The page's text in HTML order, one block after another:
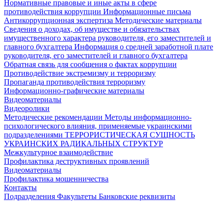
Нормативные правовые и иные акты в сфере
противодействия коррупции Информационные письма
Антикоррупционная экспертиза Методические материалы
Сведения о доходах, об имуществе и обязательствах
имущественного характера руководителя, его заместителей и
главного бухгалтера Информация о средней заработной плате
руководителя, его заместителей и главного бухгалтера
Обратная связь для сообщения о фактах коррупции
Противодействие экстремизму и терроризму
Пропаганда противодействия терроризму
Информационно-графические материалы
Видеоматериалы
Видеоролики
Методические рекомендации Методы информационно-
психологического влияния, применяемые украинскими
подразделениями ТЕРРОРИСТИЧЕСКАЯ СУЩНОСТЬ
УКРАИНСКИХ РАДИКАЛЬНЫХ СТРУКТУР
Межкультурное взаимодействие
Профилактика деструктивных проявлений
Видеоматериалы
Профилактика мошенничества
Контакты
Подразделения Факультеты Банковские реквизиты